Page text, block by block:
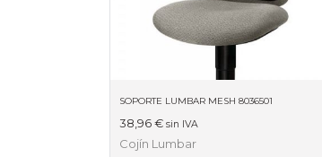
SOPORTE LUMBAR MESH 8036501
38,96 € sin IVA
Cojín Lumbar